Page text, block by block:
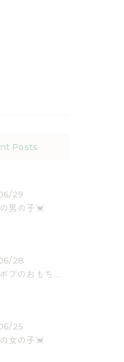
Posts
29
男の子💓
28
スポンジボブのおもちゃ入荷しました✨
25
女の子💓